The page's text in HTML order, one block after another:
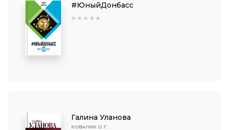
#ЮныйДонбасс
Галина Уланова
КОВАЛИК О. Г.